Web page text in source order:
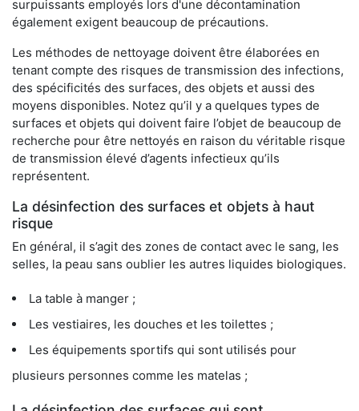
surpuissants employés lors d'une décontamination
également exigent beaucoup de précautions.
Les méthodes de nettoyage doivent être élaborées en
tenant compte des risques de transmission des infections,
des spécificités des surfaces, des objets et aussi des
moyens disponibles. Notez qu’il y a quelques types de
surfaces et objets qui doivent faire l’objet de beaucoup de
recherche pour être nettoyés en raison du véritable risque
de transmission élevé d’agents infectieux qu’ils
représentent.
La désinfection des surfaces et objets à haut
risque
En général, il s’agit des zones de contact avec le sang, les
selles, la peau sans oublier les autres liquides biologiques.
La table à manger ;
Les vestiaires, les douches et les toilettes ;
Les équipements sportifs qui sont utilisés pour
plusieurs personnes comme les matelas ;